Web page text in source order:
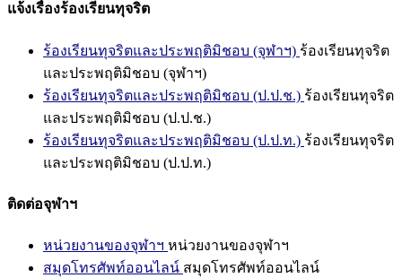
แจ้งเรื่องร้องเรียนทุจริต
ร้องเรียนทุจริตและประพฤติมิชอบ (จุฬาฯ) ร้องเรียนทุจริต
และประพฤติมิชอบ (จุฬาฯ)
ร้องเรียนทุจริตและประพฤติมิชอบ (ป.ป.ช.) ร้องเรียนทุจริต
และประพฤติมิชอบ (ป.ป.ช.)
ร้องเรียนทุจริตและประพฤติมิชอบ (ป.ป.ท.) ร้องเรียนทุจริต
และประพฤติมิชอบ (ป.ป.ท.)
ติดต่อจุฬาฯ
หน่วยงานของจุฬาฯ หน่วยงานของจุฬาฯ
สมุดโทรศัพท์ออนไลน์ สมุดโทรศัพท์ออนไลน์